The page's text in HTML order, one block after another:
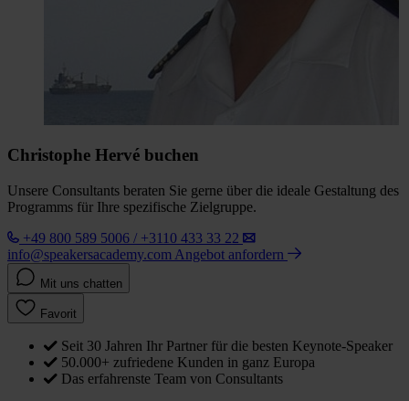
Christophe Hervé buchen
Unsere Consultants beraten Sie gerne über die ideale Gestaltung des
Programms für Ihre spezifische Zielgruppe.
+49 800 589 5006 / +3110 433 33 22
info@speakersacademy.com Angebot anfordern
Mit uns chatten
Favorit
Seit 30 Jahren Ihr Partner für die besten Keynote-Speaker
50.000+ zufriedene Kunden in ganz Europa
Das erfahrenste Team von Consultants